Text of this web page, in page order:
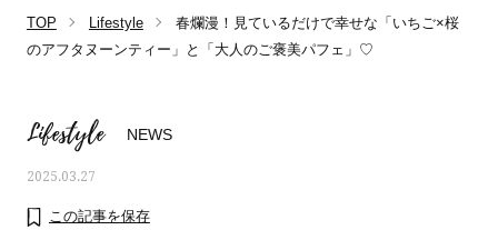
TOP Lifestyle
春爛漫！見ているだけで幸せな「いちご×桜
のアフタヌーンティー」と「大人のご褒美パフェ」♡
Lifestyle NEWS
2025.03.27
この記事を保存